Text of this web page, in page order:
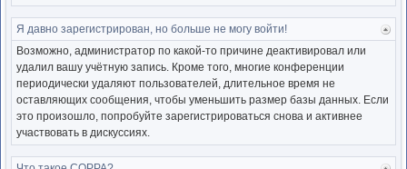
Я давно зарегистрирован, но больше не могу войти!
Возможно, администратор по какой-то причине деактивировал или
удалил вашу учётную запись. Кроме того, многие конференции
периодически удаляют пользователей, длительное время не
оставляющих сообщения, чтобы уменьшить размер базы данных. Если
это произошло, попробуйте зарегистрироваться снова и активнее
участвовать в дискуссиях.